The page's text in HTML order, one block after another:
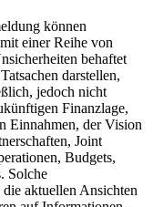
können
einer Reihe von
behaftet
darstellen,
jedoch nicht
Finanzlage,
Einnahmen, der Vision
Joint
Budgets,
Solche
aktuellen Ansichten